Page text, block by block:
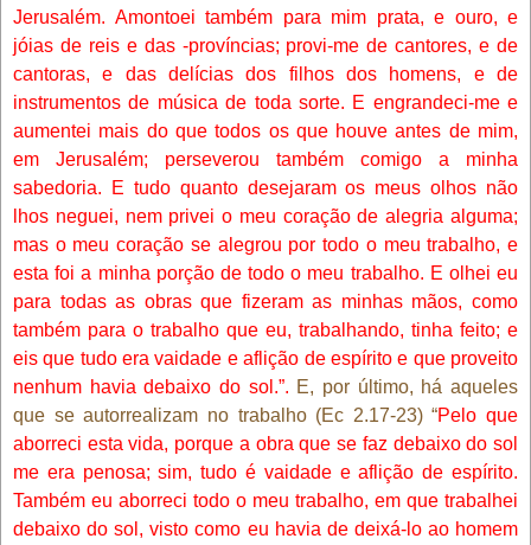
Jerusalém. Amontoei também para mim prata, e ouro, e
jóias de reis e das -províncias; provi-me de cantores, e de
cantoras, e das delícias dos filhos dos homens, e de
instrumentos de música de toda sorte. E engrandeci-me e
aumentei mais do que todos os que houve antes de mim,
em Jerusalém; perseverou também comigo a minha
sabedoria. E tudo quanto desejaram os meus olhos não
lhos neguei, nem privei o meu coração de alegria alguma;
mas o meu coração se alegrou por todo o meu trabalho, e
esta foi a minha porção de todo o meu trabalho. E olhei eu
para todas as obras que fizeram as minhas mãos, como
também para o trabalho que eu, trabalhando, tinha feito; e
eis que tudo era vaidade e aflição de espírito e que proveito
nenhum havia debaixo do sol.”. E, por último, há aqueles
que se autorrealizam no trabalho (Ec 2.17-23) “Pelo que
aborreci esta vida, porque a obra que se faz debaixo do sol
me era penosa; sim, tudo é vaidade e aflição de espírito.
Também eu aborreci todo o meu trabalho, em que trabalhei
debaixo do sol, visto como eu havia de deixá-lo ao homem